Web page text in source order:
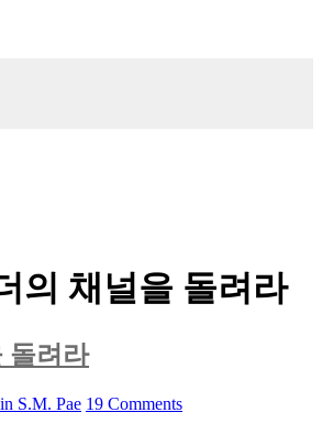
의 채널을 돌려라
돌려라
S.M. Pae 19 Comments